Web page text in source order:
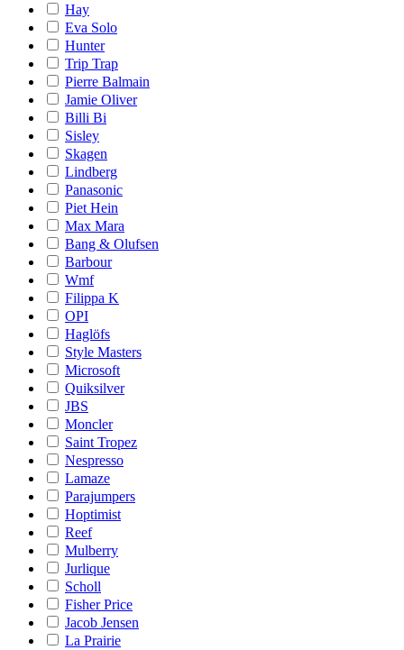
Hay
Eva Solo
Hunter
Trip Trap
Pierre Balmain
Jamie Oliver
Billi Bi
Sisley
Skagen
Lindberg
Panasonic
Piet Hein
Max Mara
Bang & Olufsen
Barbour
Wmf
Filippa K
OPI
Haglöfs
Style Masters
Microsoft
Quiksilver
JBS
Moncler
Saint Tropez
Nespresso
Lamaze
Parajumpers
Hoptimist
Reef
Mulberry
Jurlique
Scholl
Fisher Price
Jacob Jensen
La Prairie